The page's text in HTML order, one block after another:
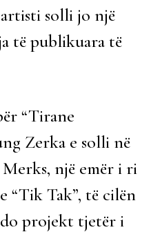
solli jo një
të publikuara të
“Tirane
Zerka e solli në
një emër i ri
“Tik Tak”, të cilën
projekt tjetër i